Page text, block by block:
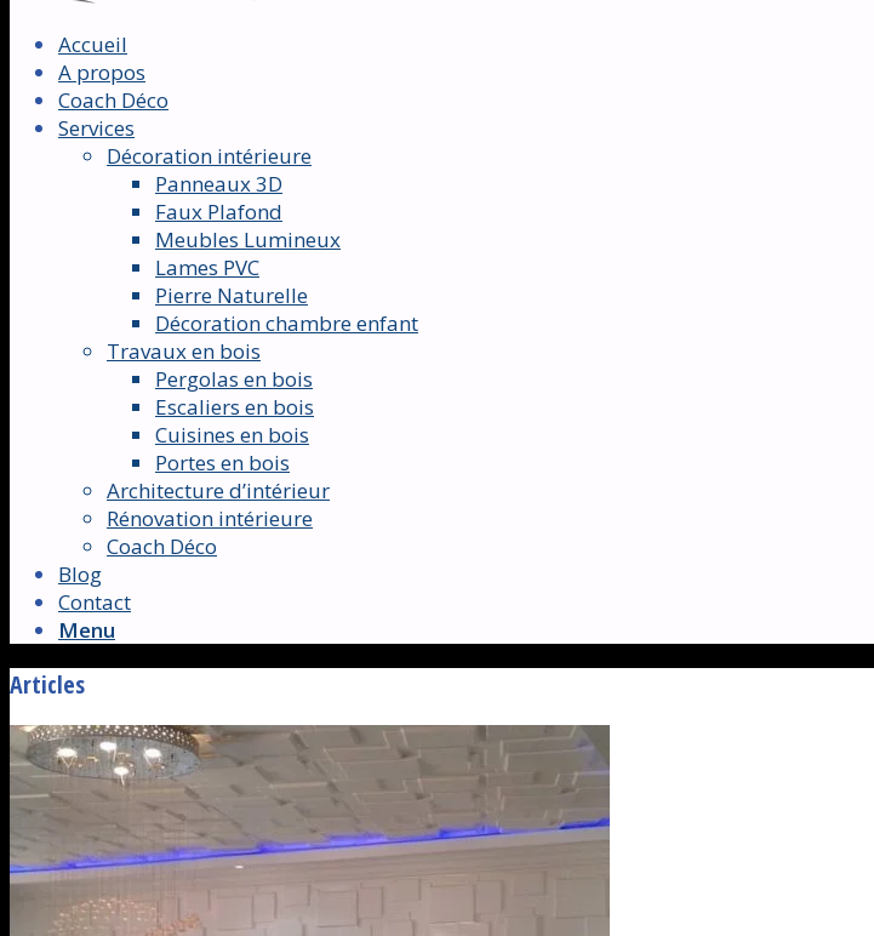
Accueil
A propos
Coach Déco
Services
Décoration intérieure
Panneaux 3D
Faux Plafond
Meubles Lumineux
Lames PVC
Pierre Naturelle
Décoration chambre enfant
Travaux en bois
Pergolas en bois
Escaliers en bois
Cuisines en bois
Portes en bois
Architecture d’intérieur
Rénovation intérieure
Coach Déco
Blog
Contact
Menu
Articles